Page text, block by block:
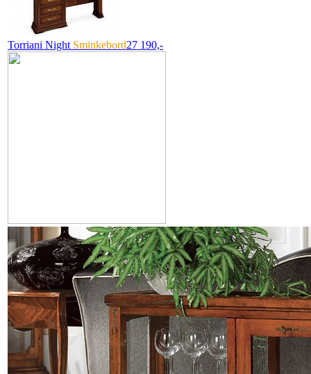
Torriani Night Sminkebord27 190,-